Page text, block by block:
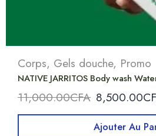
Corps, Gels douche, Promo
NATIVE JARRITOS Body wash
11,000.00CFA 8,500.00
Ajouter Au